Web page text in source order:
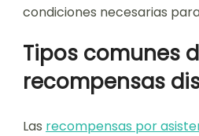
condiciones necesarias
Tipos comunes
recompensas
Las recompensas por